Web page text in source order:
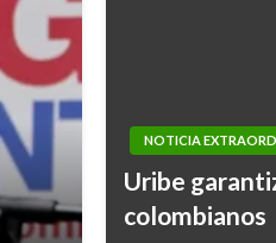
NOTICIA
Uribe
colombianos